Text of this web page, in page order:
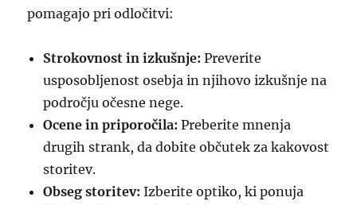
pomagajo pri odločitvi:
Strokovnost in izkušnje: Preverite
usposobljenost osebja in njihovo izkušnje na
področju očesne nege.
Ocene in priporočila: Preberite mnenja
drugih strank, da dobite občutek za kakovost
storitev.
Obseg storitev: Izberite optiko, ki ponuja